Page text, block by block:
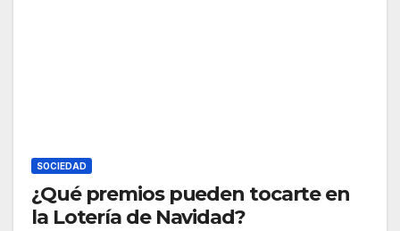
SOCIEDAD
¿Qué premios pueden tocarte en
la Lotería de Navidad?